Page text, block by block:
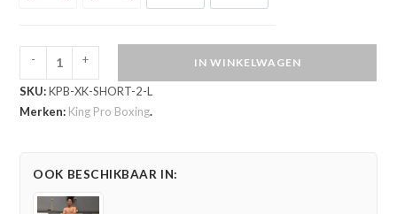
Pro
Boxing
Series
- + IN WINKELWAGEN
SKU:KPB-XK-SHORT-2-L
Merken: King Pro Boxing.
OOK BESCHIKBAAR IN: